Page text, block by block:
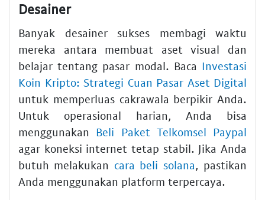
Desainer
Banyak desainer sukses membagi waktu
mereka antara membuat aset visual dan
belajar tentang pasar modal. Baca Investasi
Koin Kripto: Strategi Cuan Pasar Aset Digital
untuk memperluas cakrawala berpikir Anda.
Untuk operasional harian, Anda bisa
menggunakan Beli Paket Telkomsel Paypal
agar koneksi internet tetap stabil. Jika Anda
butuh melakukan cara beli solana, pastikan
Anda menggunakan platform terpercaya.